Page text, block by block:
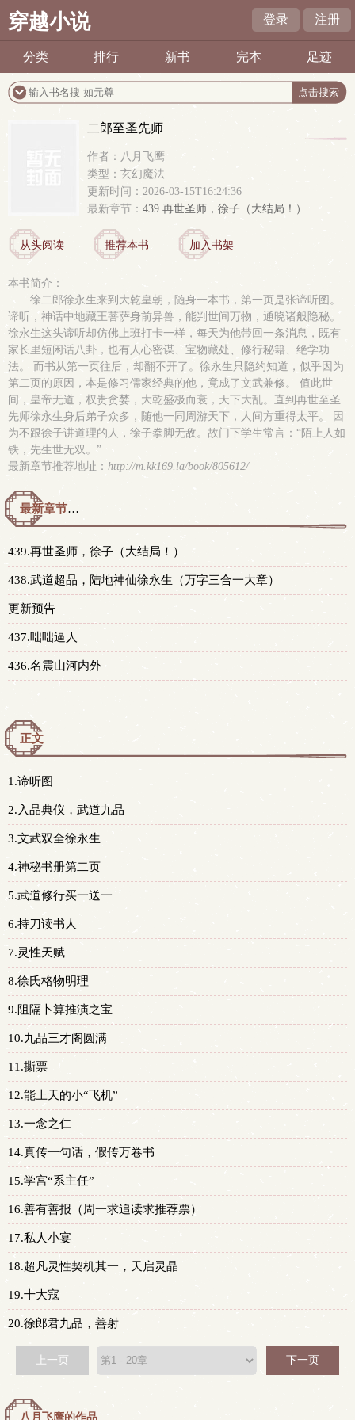
穿越小说 登录 注册
分类 排行 新书 完本 足迹
二郎至圣先师
作者：八月飞鹰
类型：玄幻魔法
更新时间：2026-03-15T16:24:36
最新章节： 439.再世圣师，徐子（大结局！）
从头阅读 推荐本书 加入书架
本书简介：
徐二郎徐永生来到大乾皇朝，随身一本书，第一页是张谛听图。
谛听，神话中地藏王菩萨身前异兽，能判世间万物，通晓诸般隐秘。
徐永生这头谛听却仿佛上班打卡一样，每天为他带回一条消息，既有
家长里短闲话八卦，也有人心密谋、宝物藏处、修行秘籍、绝学功
法。 而书从第一页往后，却翻不开了。徐永生只隐约知道，似乎因为
第二页的原因，本是修习儒家经典的他，竟成了文武兼修。 值此世
间，皇帝无道，权贵贪婪，大乾盛极而衰，天下大乱。直到再世至圣
先师徐永生身后弟子众多，随他一同周游天下，人间方重得太平。 因
为不跟徐子讲道理的人，徐子拳脚无敌。故门下学生常言：“陌上人如
铁，先生世无双。”
最新章节推荐地址： http://m.kk169.la/book/805612/
最新章节预览 更新时间：2026-03-15T16:24:36
439.再世圣师，徐子（大结局！）
438.武道超品，陆地神仙徐永生（万字三合一大章）
更新预告
437.咄咄逼人
436.名震山河内外
正文
1.谛听图
2.入品典仪，武道九品
3.文武双全徐永生
4.神秘书册第二页
5.武道修行买一送一
6.持刀读书人
7.灵性天赋
8.徐氏格物明理
9.阻隔卜算推演之宝
10.九品三才阁圆满
11.撕票
12.能上天的小“飞机”
13.一念之仁
14.真传一句话，假传万卷书
15.学宫“系主任”
16.善有善报（周一求追读求推荐票）
17.私人小宴
18.超凡灵性契机其一，天启灵晶
19.十大寇
20.徐郎君九品，善射
上一页 下一页
八月飞鹰的作品